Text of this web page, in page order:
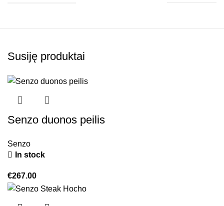
Susiję produktai
Senzo duonos peilis
Senzo
In stock
€267.00